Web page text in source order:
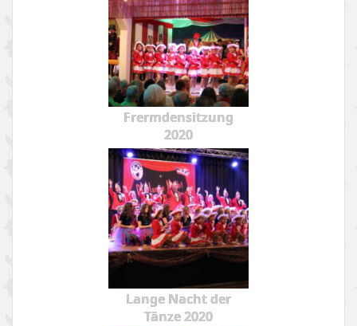
Frermdensitzung
2020
Lange Nacht der
Tänze 2020